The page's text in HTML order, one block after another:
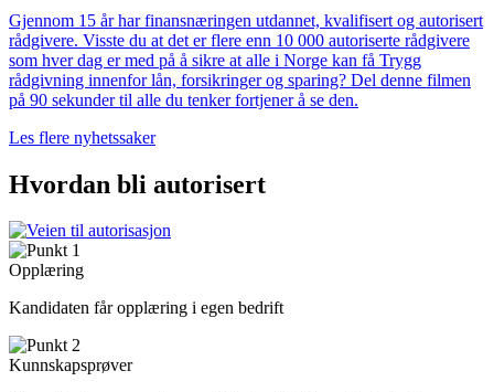
Gjennom 15 år har finansnæringen utdannet, kvalifisert og autorisert
rådgivere. Visste du at det er flere enn 10 000 autoriserte rådgivere
som hver dag er med på å sikre at alle i Norge kan få Trygg
rådgivning innenfor lån, forsikringer og sparing? Del denne filmen
på 90 sekunder til alle du tenker fortjener å se den.
Les flere nyhetssaker
Hvordan bli autorisert
Opplæring
Kandidaten får opplæring i egen bedrift
Kunnskapsprøver